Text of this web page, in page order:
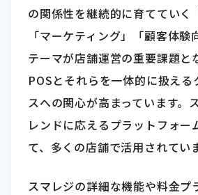
の関係性を継続的に育てていく
「マーケティング」「顧客体験
テーマが店舗運営の重要課題と
POSとそれらを一体的に扱える
スへの関心が高まっています。
レンドに応えるプラットフォー
て、多くの店舗で活用されてい
スマレジの詳細な機能や料金プ